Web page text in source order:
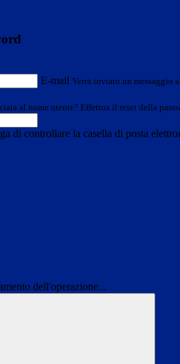
E-mail Verrà inviato un messaggio
al nome utente? Effettua il reset della
di controllare la casella di posta
dell'operazione...